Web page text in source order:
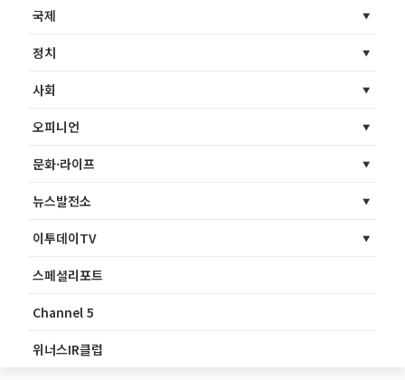
국제
정치
사회
오피니언
문화·라이프
뉴스발전소
이투데이TV
스페셜리포트
Channel 5
위너스IR클럽